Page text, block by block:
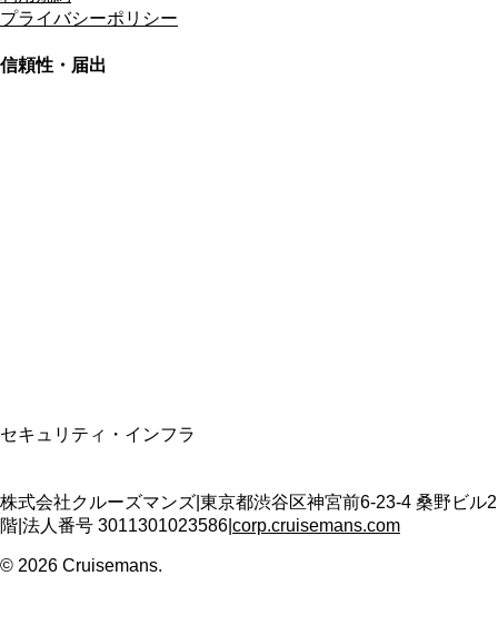
プライバシーポリシー
信頼性・届出
セキュリティ・インフラ
株式会社クルーズマンズ 東京都渋谷区神宮前6-23-4 桑野ビル2
階 法人番号 3011301023586 corp.cruisemans.com
© 2026 Cruisemans.